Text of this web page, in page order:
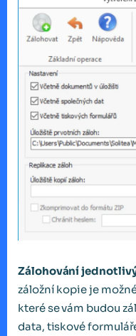
Zálohování
záložní kopie je
které se vám budou
data, tiskové